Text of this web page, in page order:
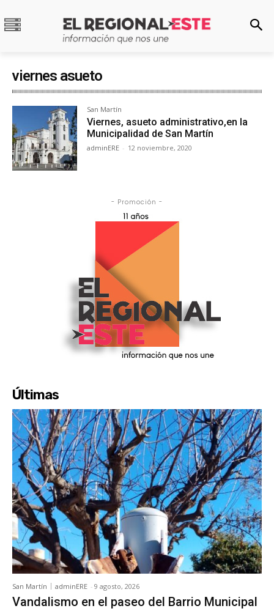
viernes asueto
San Martín
Viernes, asueto administrativo,en la
Municipalidad de San Martín
adminERE - 12 noviembre, 2020
- Promoción -
Últimas
San Martín adminERE - 9 agosto, 2026
Vandalismo en el paseo del Barrio Municipal